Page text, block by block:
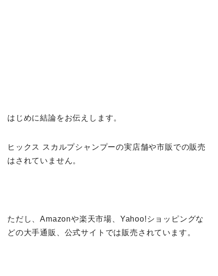
はじめに結論をお伝えします。
ヒックス スカルプシャンプーの実店舗や市販での販売
はされていません。
ただし、Amazonや楽天市場、Yahoo!ショッピングな
どの大手通販、公式サイトでは販売されています。